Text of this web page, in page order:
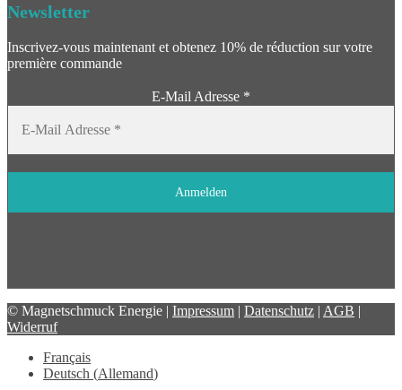
Newsletter
Inscrivez-vous maintenant et obtenez 10% de réduction sur votre
première commande
E-Mail Adresse *
© Magnetschmuck Energie | Impressum | Datenschutz | AGB |
Widerruf
Français
Deutsch (Allemand)